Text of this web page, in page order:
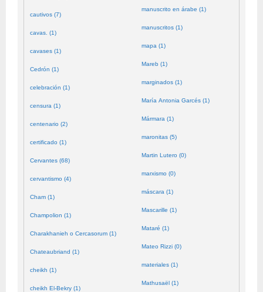
cautivos (7)
cavas. (1)
cavases (1)
Cedrón (1)
celebración (1)
censura (1)
centenario (2)
certificado (1)
Cervantes (68)
cervantismo (4)
Cham (1)
Champolion (1)
Charakhanieh o Cercasorum (1)
Chateaubriand (1)
cheikh (1)
cheikh El-Bekry (1)
manuscrito en árabe (1)
manuscritos (1)
mapa (1)
Mareb (1)
marginados (1)
María Antonia Garcés (1)
Mármara (1)
maronitas (5)
Martin Lutero (0)
marxismo (0)
máscara (1)
Mascarille (1)
Mataré (1)
Mateo Rizzi (0)
materiales (1)
Mathusaël (1)